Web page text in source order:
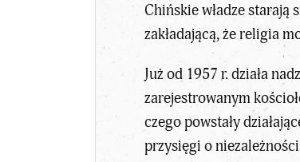
Chińskie władze
zakładającą, że religia
Już od 1957 r. działa
zarejestrowanym
czego powstały
przysięgi o